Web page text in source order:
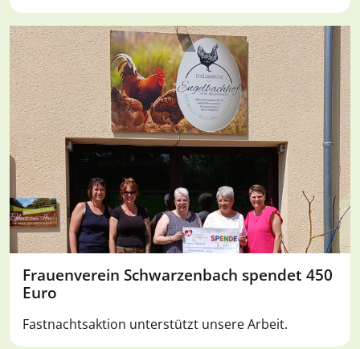
Frauenverein Schwarzenbach spendet 450
Euro
Fastnachtsaktion unterstützt unsere Arbeit.